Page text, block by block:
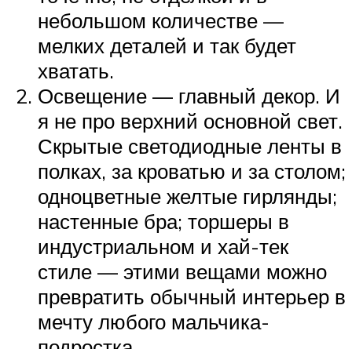
небольшом количестве —
мелких деталей и так будет
хватать.
Освещение — главный декор. И
я не про верхний основной свет.
Скрытые светодиодные ленты в
полках, за кроватью и за столом;
одноцветные желтые гирлянды;
настенные бра; торшеры в
индустриальном и хай-тек
стиле — этими вещами можно
превратить обычный интерьер в
мечту любого мальчика-